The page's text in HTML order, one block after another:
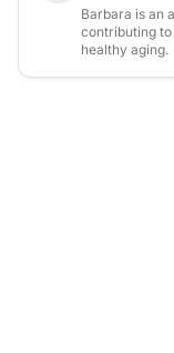
Barbara is an
contributing to
healthy aging.